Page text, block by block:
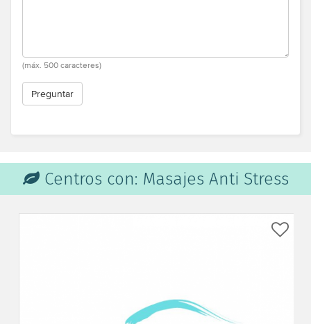
Descubre nuestras sugerencias donde realizar Masajes
(máx. 500 caracteres)
Preguntar
Centros con: Masajes Anti Stress